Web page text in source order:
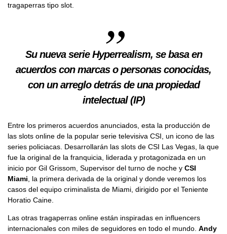
tragaperras tipo slot.
Su nueva serie Hyperrealism, se basa en
acuerdos con marcas o personas conocidas,
con un arreglo detrás de una propiedad
intelectual (IP)
Entre los primeros acuerdos anunciados, esta la producción de
las slots online de la popular serie televisiva CSI, un icono de las
series policiacas. Desarrollarán las slots de CSI Las Vegas, la que
fue la original de la franquicia, liderada y protagonizada en un
inicio por Gil Grissom, Supervisor del turno de noche y CSI
Miami , la primera derivada de la original y donde veremos los
casos del equipo criminalista de Miami, dirigido por el Teniente
Horatio Caine.
Las otras tragaperras online están inspiradas en influencers
internacionales con miles de seguidores en todo el mundo. Andy